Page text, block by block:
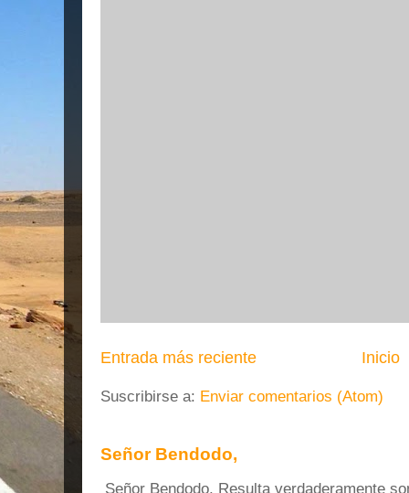
Entrada más reciente Inicio
Suscribirse a: Enviar comentarios (Atom)
Señor Bendodo,
Señor Bendodo, Resulta verdaderamente